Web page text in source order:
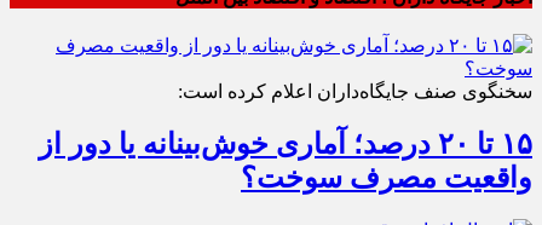
سخنگوی صنف جایگاه‌داران اعلام کرده است:
۱۵ تا ۲۰ درصد؛ آماری خوش‌بینانه یا دور از
واقعیت مصرف سوخت؟